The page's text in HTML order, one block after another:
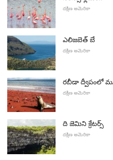
దక్షిణ అమెరికా
ఎలిజబెత్ బే
దక్షిణ అమెరికా
రబీడా ద్వీపంలో
దక్షిణ అమెరికా
ది జెమిని క్రేటర్స్
దక్షిణ అమెరికా